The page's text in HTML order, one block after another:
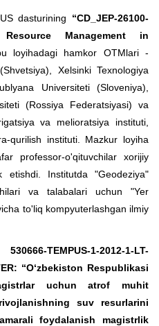
dasturining “CD_JEP-26100-
Management in
loyihadagi hamkor OTMlari -
Xelsinki Texnologiya
Universiteti (Sloveniya),
(Rossiya Federatsiyasi) va
va melioratsiya instituti,
qurilish instituti. Mazkur loyiha
professor-o'qituvchilar xorijiy
etishdi. Institutda "Geodeziya"
va talabalari uchun "Yer
to'liq kompyuterlashgan ilmiy
530666-TEMPUS-1-2012-1-LT-
“O‘zbekiston Respublikasi
uchun atrof muhit
suv resurlarini
foydalanish magistrlik